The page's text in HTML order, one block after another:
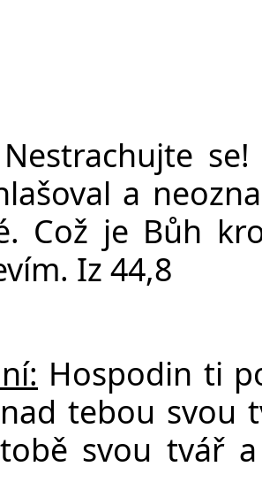
Nestrachujte
a
Což je Bůh
Iz 44,8
Hospodin ti
tebou svou
svou tvář